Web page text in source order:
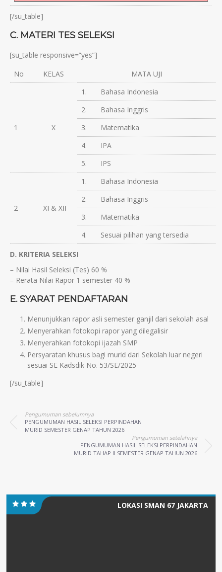
[/su_table]
C. MATERI TES SELEKSI
[su_table responsive=”yes”]
No
KELAS MATA UJI
1 X
1. Bahasa Indonesia
2. Bahasa Inggris
3. Matematika
4. IPA
5. IPS
2 XI & XII
1. Bahasa Indonesia
2. Bahasa Inggris
3. Matematika
4. Sesuai pilihan yang tersedia
D. KRITERIA SELEKSI
– Nilai Hasil Seleksi (Tes) 60 %
– Rerata Nilai Rapor 1 semester 40 %
E. SYARAT PENDAFTARAN
Menunjukkan rapor asli semester ganjil dari sekolah asal
Menyerahkan fotokopi rapor yang dilegalisir
Menyerahkan fotokopi ijazah SMP
Persyaratan khusus bagi murid dari Sekolah luar negeri
sesuai SE Kadsdik No. 53/SE/2025
[/su_table]
Pengumuman sebelumnya
PENGUMUMAN HASIL SELEKSI PERPINDAHAN
MURID SEMESTER GENAP TAHUN 2026
Pengumuman setelahnya
PENGUMUMAN HASIL SELEKSI PERPINDAHAN
MURID TAHAP II SEMESTER GENAP TAHUN 2026
LOKASI SMAN 67 JAKARTA